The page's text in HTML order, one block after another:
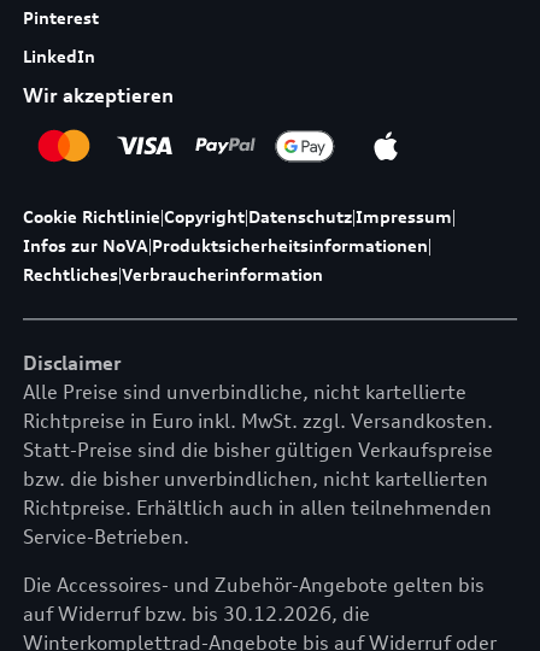
Pinterest
LinkedIn
Wir akzeptieren
Cookie Richtlinie|Copyright|Datenschutz|Impressum|
Infos zur NoVA|Produktsicherheitsinformationen|
Rechtliches|Verbraucherinformation
Disclaimer
Alle Preise sind unverbindliche, nicht kartellierte
Richtpreise in Euro inkl. MwSt. zzgl. Versandkosten.
Statt-Preise sind die bisher gültigen Verkaufspreise
bzw. die bisher unverbindlichen, nicht kartellierten
Richtpreise. Erhältlich auch in allen teilnehmenden
Service-Betrieben.
Die Accessoires- und Zubehör-Angebote gelten bis
auf Widerruf bzw. bis 30.12.2026, die
Winterkomplettrad-Angebote bis auf Widerruf oder